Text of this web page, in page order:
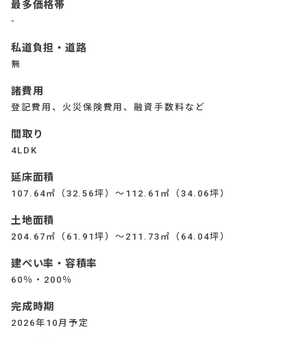
最多価格帯
-
私道負担・道路
無
諸費用
登記費用、火災保険費用、融資手数料など
間取り
4LDK
延床面積
107.64㎡（32.56坪）～112.61㎡（34.06坪）
土地面積
204.67㎡（61.91坪）～211.73㎡（64.04坪）
建ぺい率・容積率
60％・200％
完成時期
2026年10月予定